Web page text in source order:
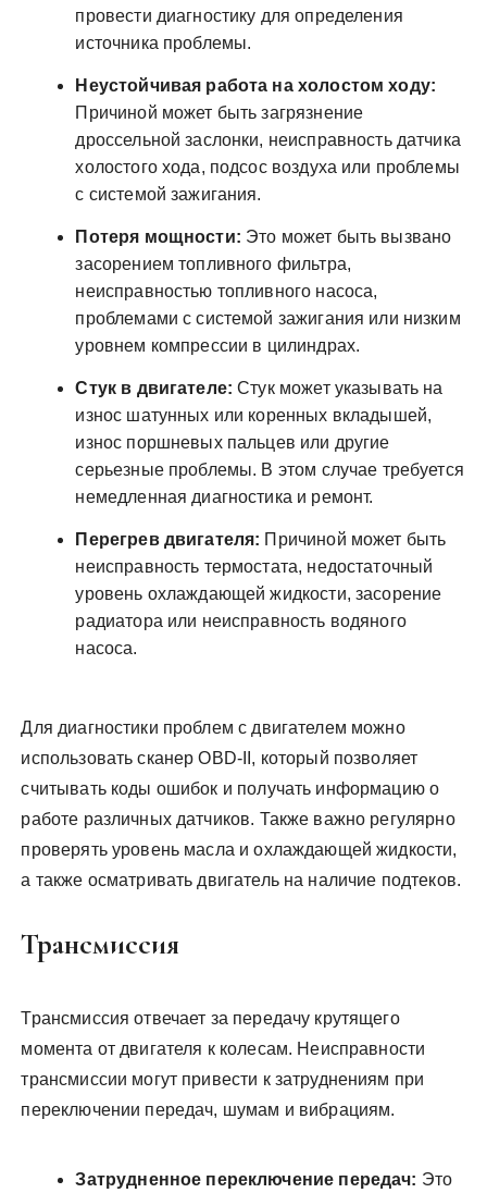
провести диагностику для определения
источника проблемы.
Неустойчивая работа на холостом ходу:
Причиной может быть загрязнение
дроссельной заслонки, неисправность датчика
холостого хода, подсос воздуха или проблемы
с системой зажигания.
Потеря мощности: Это может быть вызвано
засорением топливного фильтра,
неисправностью топливного насоса,
проблемами с системой зажигания или низким
уровнем компрессии в цилиндрах.
Стук в двигателе: Стук может указывать на
износ шатунных или коренных вкладышей,
износ поршневых пальцев или другие
серьезные проблемы. В этом случае требуется
немедленная диагностика и ремонт.
Перегрев двигателя: Причиной может быть
неисправность термостата, недостаточный
уровень охлаждающей жидкости, засорение
радиатора или неисправность водяного
насоса.
Для диагностики проблем с двигателем можно
использовать сканер OBD-II, который позволяет
считывать коды ошибок и получать информацию о
работе различных датчиков. Также важно регулярно
проверять уровень масла и охлаждающей жидкости,
а также осматривать двигатель на наличие подтеков.
Трансмиссия
Трансмиссия отвечает за передачу крутящего
момента от двигателя к колесам. Неисправности
трансмиссии могут привести к затруднениям при
переключении передач, шумам и вибрациям.
Затрудненное переключение передач: Это